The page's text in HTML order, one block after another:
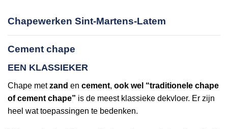
Chapewerken Sint-Martens-Latem
Cement chape
EEN KLASSIEKER
Chape metzand en cement, ook wel “traditionele chape
of cement chape” is de meest klassieke dekvloer. Er zijn
heel wat toepassingen te bedenken.